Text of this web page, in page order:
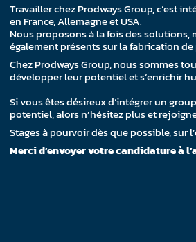
Travailler chez Prodways Group, c’est
en France, Allemagne et USA.
Nous proposons à la fois des
également présents sur la fabrication
Chez Prodways Group, nous sommes
développer leur potentiel et s’enrichir
Si vous êtes désireux d’intégrer un
potentiel, alors n’hésitez plus et
Stages à pourvoir dès que possible, sur
Merci d’envoyer votre candidature à